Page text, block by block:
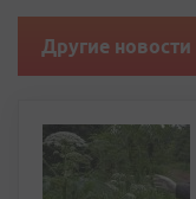
Другие новости